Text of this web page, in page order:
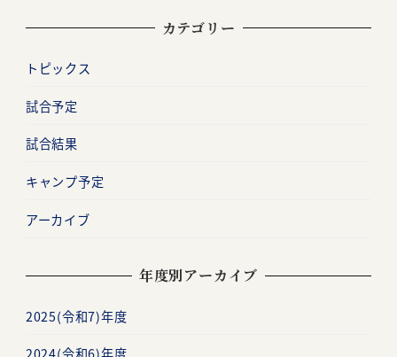
カテゴリー
トピックス
試合予定
試合結果
キャンプ予定
アーカイブ
年度別アーカイブ
2025(令和7)年度